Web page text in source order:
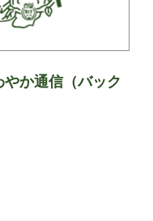
か通信（バック